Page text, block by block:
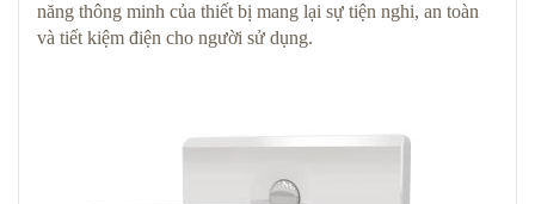
năng thông minh của thiết bị mang lại sự tiện nghi, an toàn
và tiết kiệm điện cho người sử dụng.